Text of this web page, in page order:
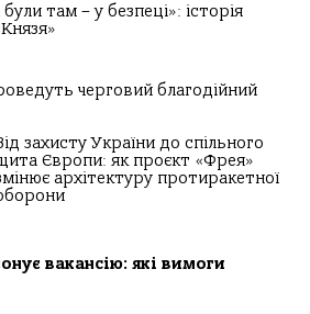
там – у безпеці»: історія
черговий благодійний
захисту України до спільного
Європи: як проєкт «Фрея»
архітектуру протиракетної
вакансію: які вимоги